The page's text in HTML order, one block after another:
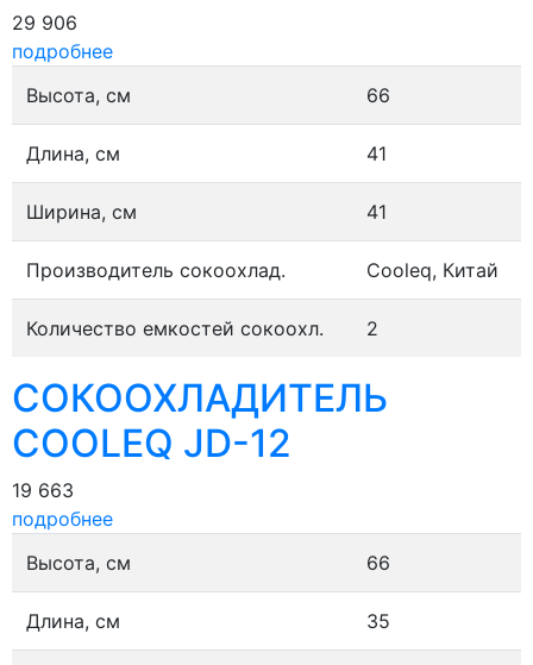
29 906
подробнее
Высота, см
66
Длина, см 41
Ширина, см 41
Производитель сокоохлад. Cooleq, Китай
Количество емкостей сокоохл. 2
СОКООХЛАДИТЕЛЬ
COOLEQ JD-12
19 663
подробнее
Высота, см
66
Длина, см 35